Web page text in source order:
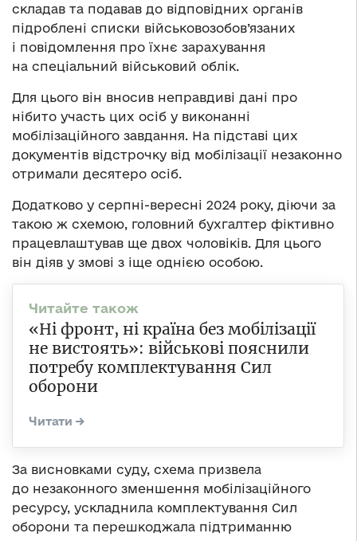
складав та подавав до відповідних органів
підроблені списки військовозобов’язаних
і повідомлення про їхнє зарахування
на спеціальний військовий облік.
Для цього він вносив неправдиві дані про
нібито участь цих осіб у виконанні
мобілізаційного завдання. На підставі цих
документів відстрочку від мобілізації незаконно
отримали десятеро осіб.
Додатково у серпні-вересні 2024 року, діючи за
такою ж схемою, головний бухгалтер фіктивно
працевлаштував ще двох чоловіків. Для цього
він діяв у змові з іще однією особою.
«Ні фронт, ні країна без мобілізації
не вистоять»: військові пояснили
потребу комплектування Сил
оборони
За висновками суду, схема призвела
до незаконного зменшення мобілізаційного
ресурсу, ускладнила комплектування Сил
оборони та перешкоджала підтриманню